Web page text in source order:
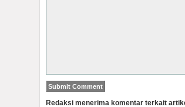
Redaksi menerima komentar terkait